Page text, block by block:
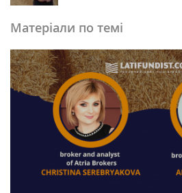
Матеріали по темі